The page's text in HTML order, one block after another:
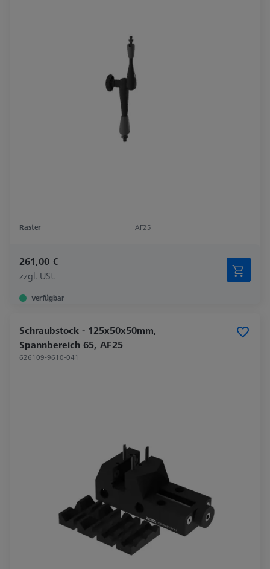
Raster AF25
261,00 €
zzgl. USt.
Verfügbar
Schraubstock - 125x50x50mm,
Spannbereich 65, AF25
626109-9610-041